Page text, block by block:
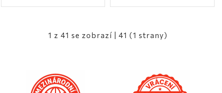
1 z 41 se zobrazí | 41 (1 strany)